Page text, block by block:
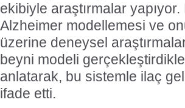
ekibiyle araştırmalar
Alzheimer modellemesi ve
üzerine deneysel
beyni modeli
anlatarak, bu sistemle ilaç
ifade etti.